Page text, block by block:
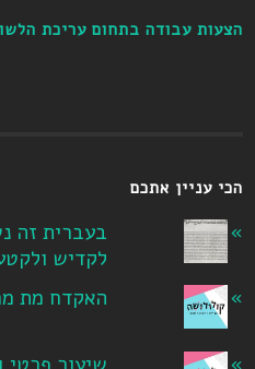
הצעות עבודה בתחום עריכת
הכי עניין אתכם
בעברית זה
לקדיש
האקדח מת